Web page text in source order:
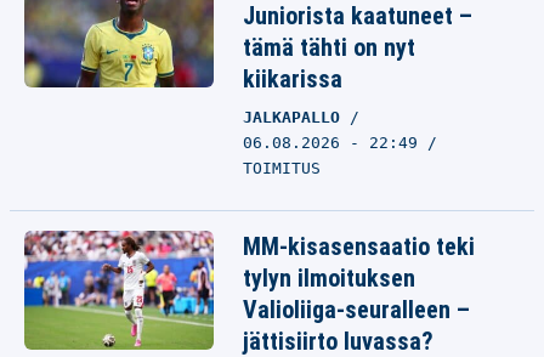
Juniorista kaatuneet –
tämä tähti on nyt
kiikarissa
JALKAPALLO
06.08.2026 - 22:49
TOIMITUS
MM-kisasensaatio teki
tylyn ilmoituksen
Valioliiga-seuralleen –
jättisiirto luvassa?